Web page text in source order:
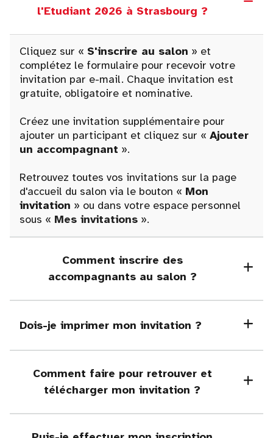
l'Etudiant 2026 à Strasbourg ?
Cliquez sur « S'inscrire au salon » et
complétez le formulaire pour recevoir votre
invitation par e-mail. Chaque invitation est
gratuite, obligatoire et nominative.
Créez une invitation supplémentaire pour
ajouter un participant et cliquez sur « Ajouter
un accompagnant ».
Retrouvez toutes vos invitations sur la page
d'accueil du salon via le bouton « Mon
invitation » ou dans votre espace personnel
sous « Mes invitations ».
Comment inscrire des
accompagnants au salon ?
Dois-je imprimer mon invitation ?
Comment faire pour retrouver et
télécharger mon invitation ?